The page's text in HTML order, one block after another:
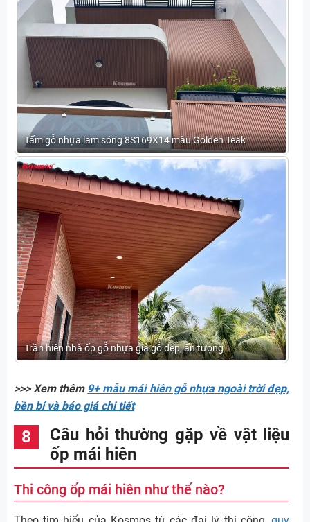
Tấm gỗ nhựa lam sóng 8S169X14 màu Golden Teak
Trần hiên nhà ốp gỗ nhựa giả gỗ đẹp, ấn tượng
>>> Xem thêm 9+ mẫu mái hiên gỗ nhựa ngoài trời đẹp,
bền bỉ và báo giá chi tiết
Câu hỏi thường gặp về vật liệu
ốp mái hiên
Thi công ốp mái hiên như thế nào?